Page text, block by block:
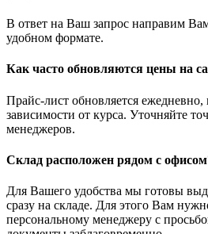
В ответ на Ваш запрос направим
удобном формате.
Как часто обновляются цены на
Прайс-лист обновляется
зависимости от курса. Уточняйте
менеджеров.
Склад расположен рядом с
Для Вашего удобства мы готовы
сразу на складе. Для этого Вам
персональному менеджеру с